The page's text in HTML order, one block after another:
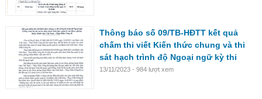
Thông báo số 09/TB-HĐTT kết quả
chấm thi viết Kiến thức chung và thi
sát hạch trình độ Ngoại ngữ kỳ thi
tuyển chức danh lãnh đạo, quản lý các
13/11/2023 - 984 lượt xem